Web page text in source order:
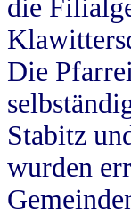
die
Die
Stabitz
wurden